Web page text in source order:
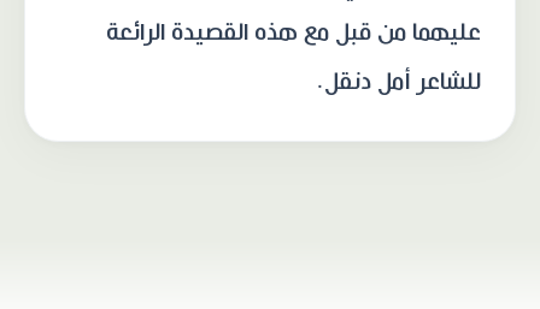
عليهما من قبل مع هذه القصيدة الرائعة
للشاعر أمل دنقل.